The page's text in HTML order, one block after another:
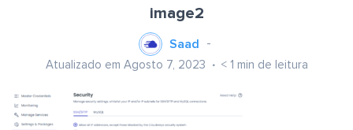
image2
Saad
Atualizado em Agosto 7, 2023 < 1 min de leitura